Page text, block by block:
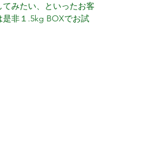
みたい、といったお客
非１.5kg BOXでお試